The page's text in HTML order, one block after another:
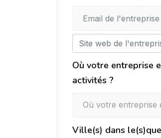
Où votre entreprise
activités ?
Ville(s) dans